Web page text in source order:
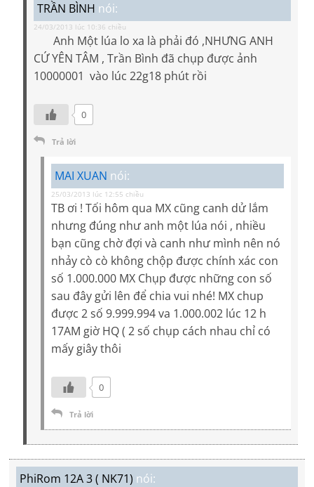
TRẦN BÌNH nói:
24/03/2013 lúc 10:36 chiều
Anh Một lúa lo xa là phải đó ,NHƯNG ANH
CỨ YÊN TÂM , Trần Bình đã chụp được ảnh
10000001 vào lúc 22g18 phút rồi
0
Trả lời
MAI XUAN nói:
25/03/2013 lúc 12:55 chiều
TB ơi ! Tối hôm qua MX cũng canh dử lắm
nhưng đúng như anh một lúa nói , nhiều
bạn cũng chờ đợi và canh như mình nên nó
nhảy cò cò không chộp được chính xác con
số 1.000.000 MX Chụp được những con số
sau đây gửi lên để chia vui nhé! MX chup
được 2 số 9.999.994 va 1.000.002 lúc 12 h
17AM giờ HQ ( 2 số chụp cách nhau chỉ có
mấy giây thôi
0
Trả lời
PhiRom 12A 3 ( NK71) nói: